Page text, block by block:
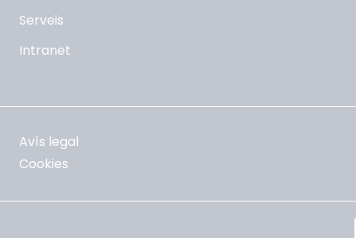
Serveis
Intranet
Avís legal
Cookies